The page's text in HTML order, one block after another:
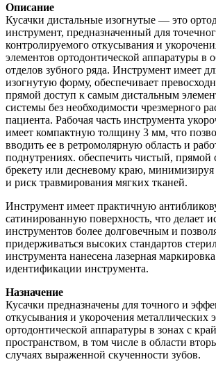
Описание
Кусачки дистальные изогнутые — это
инструмент, предназначенный для
контролируемого откусывания и
элементов ортодонтической аппаратуры в
отделов зубного ряда. Инструмент имеет
изогнутую форму, обеспечивает
прямой доступ к самым дистальным
системы без необходимости чрезмерного
пациента. Рабочая часть инструмента
имеет компактную толщину 3 мм, что
вводить ее в ретромолярную область и
поднутрениях. обеспечить чистый, прямой
брекету или десневому краю, минимизируя
и риск травмирования мягких тканей.
Инструмент имеет практичную
сатинированную поверхность, что делает
инструментов более долговечным и
придерживаться высоких стандартов
инструмента нанесена лазерная
идентификации инструмента.
Назначение
Кусачки предназначены для точного и
откусывания и укорочения металлических
ортодонтической аппаратуры в зонах с
пространством, в том числе в области
случаях выраженной скученности зубов.